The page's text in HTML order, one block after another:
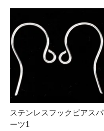
ステンレスフックピアスパ
ーツ1